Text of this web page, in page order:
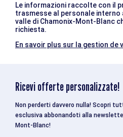
Le informazioni raccolte con il
trasmesse al personale interno
valle di Chamonix-Mont-Blanc
richiesta.
En savoir plus sur la gestion
Ricevi offerte personalizzate!
Non perderti davvero nulla! Scopri
esclusiva abbonandoti alla
Mont-Blanc!